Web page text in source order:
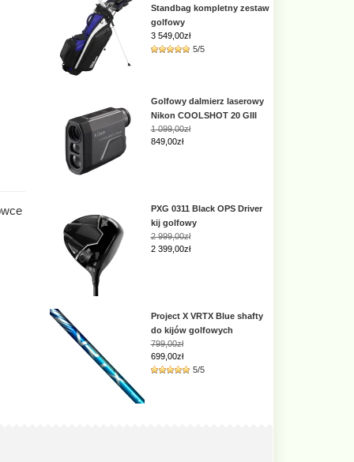
Standbag kompletny zestaw
golfowy
3 549,00zł
5/5
Golfowy dalmierz laserowy
Nikon COOLSHOT 20 GIII
1 099,00zł
849,00zł
PXG 0311 Black OPS Driver
kij golfowy
2 999,00zł
2 399,00zł
Project X VRTX Blue shafty
do kijów golfowych
799,00zł
699,00zł
5/5